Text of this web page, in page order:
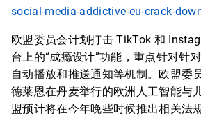
social-media-addictive-eu-crack-
欧盟委员会计划打击 TikTok 和
台上的“成瘾设计”功能，重点针对针
自动播放和推送通知等机制。欧盟委
德莱恩在丹麦举行的欧洲人工智能与
盟预计将在今年晚些时候推出相关法